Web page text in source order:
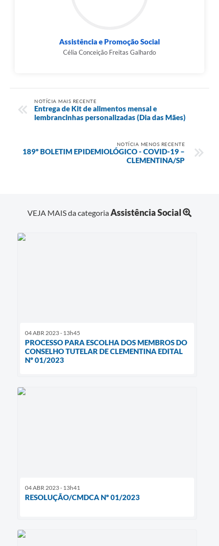
Assistência e Promoção Social
Célia Conceição Freitas Galhardo
NOTÍCIA MAIS RECENTE
Entrega de Kit de alimentos mensal e
lembrancinhas personalizadas (Dia das Mães)
NOTÍCIA MENOS RECENTE
189º BOLETIM EPIDEMIOLÓGICO - COVID-19 –
CLEMENTINA/SP
VEJA MAIS da categoriaAssistência Social
04 ABR 2023 - 13h45
PROCESSO PARA ESCOLHA DOS MEMBROS DO
CONSELHO TUTELAR DE CLEMENTINA EDITAL
Nº 01/2023
04 ABR 2023 - 13h41
RESOLUÇÃO/CMDCA Nº 01/2023